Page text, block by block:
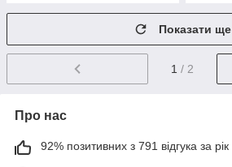
Показати ще
1 / 2
Про нас
92% позитивних з 791 відгука за рік